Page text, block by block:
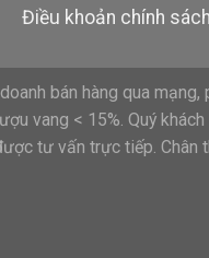
Điều khoản chính sách
bán hàng qua mạng,
vang < 15%. Quý
tư vấn trực tiếp. Chân